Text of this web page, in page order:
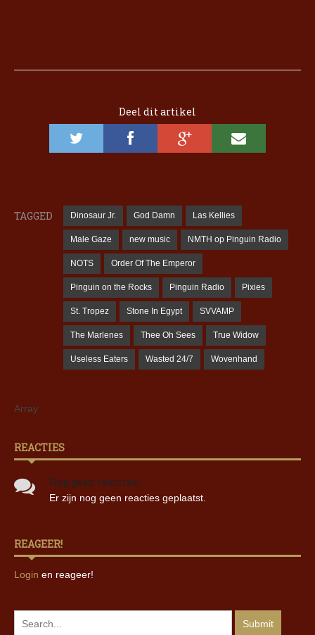
Deel dit artikel
TAGGED Dinosaur Jr. God Damn Las Kellies
Male Gaze new music NMTH op Pinguin Radio
NOTS Order Of The Emperor
Pinguin on the Rocks Pinguin Radio Pixies
St. Tropez Stone In Egypt SVVAMP
The Marlenes Thee Oh Sees True Widow
Useless Eaters Wasted 24/7 Wovenhand
Array
REACTIES
Nog geen reacties!
Er zijn nog geen reacties geplaatst.
REAGEER!
Login en reageer!